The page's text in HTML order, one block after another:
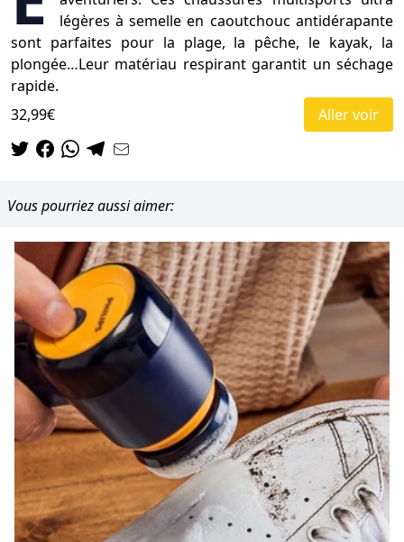
légères à semelle en caoutchouc antidérapante
sont parfaites pour la plage, la pêche, le kayak, la
plongée…Leur matériau respirant garantit un séchage
rapide.
32,99€
Aller voir
Vous pourriez aussi aimer: